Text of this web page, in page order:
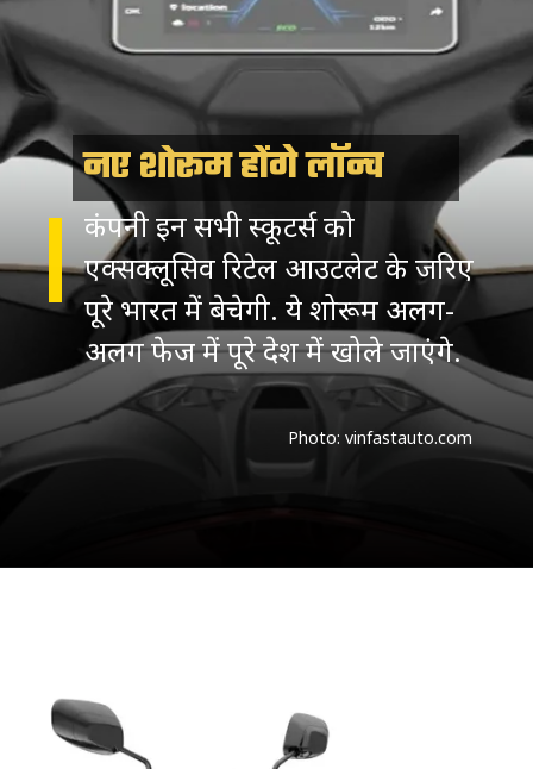
नए शोरूम होंगे लॉन्च
कंपनी इन सभी स्कूटर्स को
एक्सक्लूसिव रिटेल आउटलेट के जरिए
पूरे भारत में बेचेगी. ये शोरूम अलग-
अलग फेज में पूरे देश में खोले जाएंगे.
Photo: vinfastauto.com